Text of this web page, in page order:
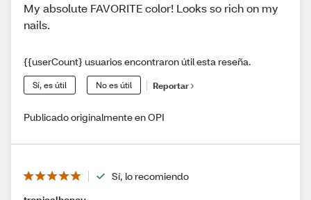
My absolute FAVORITE color! Looks so rich on my
nails.
{{userCount} usuarios encontraron útil esta reseña.
Sí, es útil No es útil Reportar
Publicado originalmente en OPI
Sí, lo recomiendo